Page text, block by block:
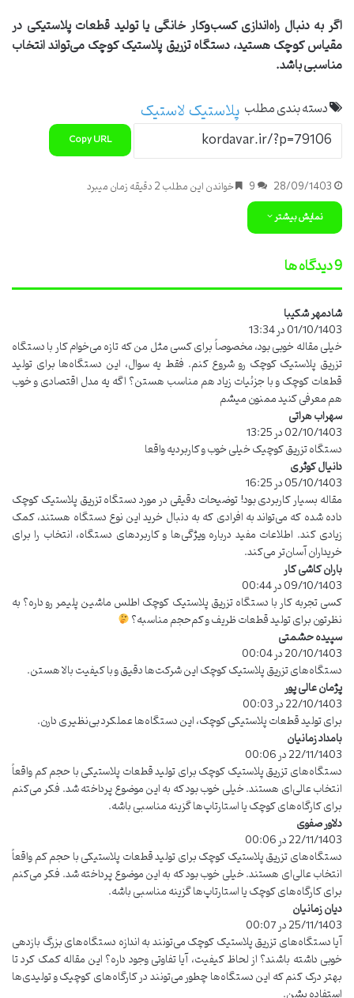
اگر به دنبال راه‌اندازی کسب‌وکار خانگی یا تولید قطعات پلاستیکی در
مقیاس کوچک هستید، دستگاه تزریق پلاستیک کوچک می‌تواند انتخاب
مناسبی باشد.
دسته بندی مطلب پلاستیکلاستیک
Copy URL
28/09/1403
9 خواندن این مطلب 2 دقیقه زمان میبرد
نمایش بیشتر
‫9 دیدگاه ها
شادمهر شکیبا
ف
ت
:
01/10/1403 در 13:34
خیلی مقاله خوبی بود، مخصوصاً برای کسی مثل من که تازه می‌خوام کار با دستگاه
تزریق پلاستیک کوچک رو شروع کنم. فقط یه سوال، این دستگاه‌ها برای تولید
قطعات کوچک و با جزئیات زیاد هم مناسب هستن؟ اگه یه مدل اقتصادی و خوب
هم معرفی کنید ممنون میشم
سهراب هراتی
ف
ت
02/10/1403 در 13:25
دستگاه تزریق کوچیک خیلی خوب و کاربردیه واقعا
دانیال کوثری
ف
ت
05/10/1403 در 16:25
مقاله بسیار کاربردی بود! توضیحات دقیقی در مورد دستگاه تزریق پلاستیک کوچک
داده شده که می‌تواند به افرادی که به دنبال خرید این نوع دستگاه هستند، کمک
زیادی کند. اطلاعات مفید درباره ویژگی‌ها و کاربردهای دستگاه، انتخاب را برای
خریداران آسان‌تر می‌کند.
باران کاشی کارگ
ف
ت
:
09/10/1403 در 00:44
کسی تجربه کار با دستگاه تزریق پلاستیک کوچک اطلس ماشین پلیمر رو داره؟ به
نظرتون برای تولید قطعات ظریف و کم‌حجم مناسبه؟
سپیده حشمتی
ف
ت
20/10/1403 در 00:04
دستگاه‌های تزریق پلاستیک کوچک این شرکت‌ها دقیق و با کیفیت بالا هستن.
پژمان عالی پورگ
ف
ت
22/10/1403 در 00:03
برای تولید قطعات پلاستیکی کوچک، این دستگاه‌ها عملکرد بی‌نظیری دارن.
بامداد زمانیان
ف
ت
:
22/11/1403 در 00:06
دستگاه‌های تزریق پلاستیک کوچک برای تولید قطعات پلاستیکی با حجم کم واقعاً
انتخاب عالی‌ای هستند. خیلی خوب بود که به این موضوع پرداخته شد. فکر می‌کنم
برای کارگاه‌های کوچک یا استارتاپ‌ها گزینه مناسبی باشه.
دلاور صفوی
ف
ت
:
22/11/1403 در 00:06
دستگاه‌های تزریق پلاستیک کوچک برای تولید قطعات پلاستیکی با حجم کم واقعاً
انتخاب عالی‌ای هستند. خیلی خوب بود که به این موضوع پرداخته شد. فکر می‌کنم
برای کارگاه‌های کوچک یا استارتاپ‌ها گزینه مناسبی باشه.
دیان زمانیان
ف
ت
25/11/1403 در 00:07
آیا دستگاه‌های تزریق پلاستیک کوچک می‌تونند به اندازه دستگاه‌های بزرگ بازدهی
خوبی داشته باشند؟ از لحاظ کیفیت، آیا تفاوتی وجود داره؟ این مقاله کمک کرد تا
بهتر درک کنم که این دستگاه‌ها چطور می‌تونند در کارگاه‌های کوچیک و تولیدی‌ها